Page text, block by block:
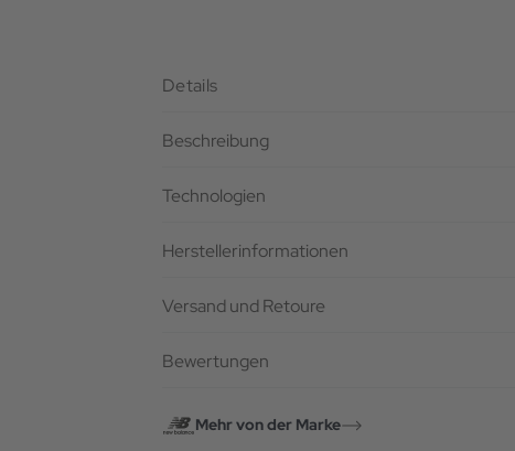
Details
Beschreibung
Technologien
Herstellerinformationen
Versand und Retoure
Bewertungen
Mehr von der Marke